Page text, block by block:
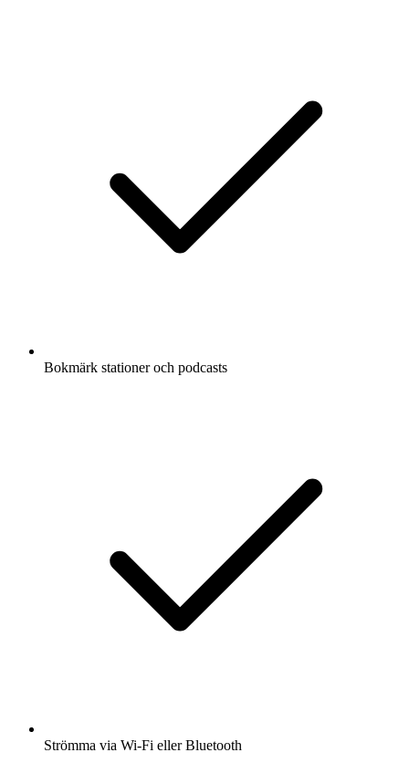
Bokmärk stationer och podcasts
Strömma via Wi-Fi eller Bluetooth